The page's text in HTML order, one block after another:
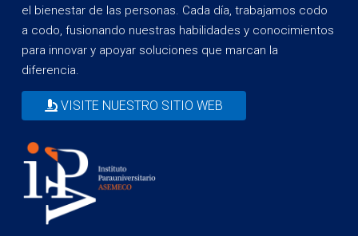
el bienestar de las personas. Cada día, trabajamos codo
a codo, fusionando nuestras habilidades y conocimientos
para innovar y apoyar soluciones que marcan la
diferencia.
VISITE NUESTRO SITIO WEB